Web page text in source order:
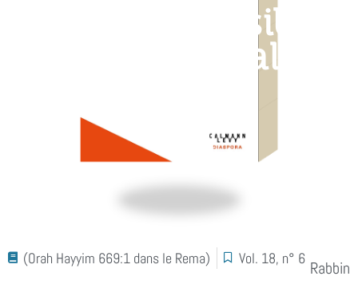
Israel Impossible
Etat normal
(Orah Hayyim 669:1 dans le Rema) Vol. 18, n° 6 Rabbin